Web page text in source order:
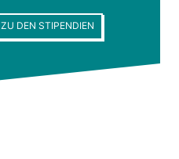
ZU DEN STIPENDIEN